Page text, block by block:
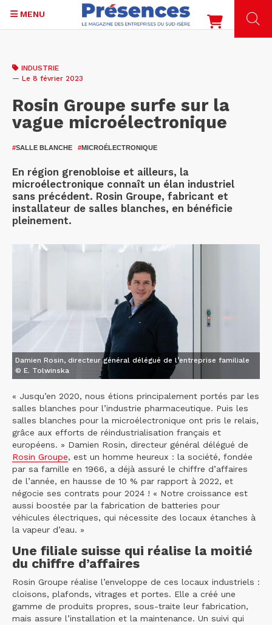
contenu
MENU
INDUSTRIE
— Le 8 février 2023
Rosin Groupe surfe sur la
vague microélectronique
#SALLE BLANCHE #MICROÉLECTRONIQUE
En région grenobloise et ailleurs, la
microélectronique connaît un élan industriel
sans précédent. Rosin Groupe, fabricant et
installateur de salles blanches, en bénéficie
pleinement.
Damien Rosin, directeur général délégué de l’entreprise familiale
© E. Tolwinska
« Jusqu’en 2020, nous étions principalement portés par les
salles blanches pour l’industrie pharmaceutique. Puis les
salles blanches pour la microélectronique ont pris le relais,
grâce aux efforts de réindustrialisation français et
européens. » Damien Rosin, directeur général délégué de
Rosin Groupe, est un homme heureux : la société, fondée
par sa famille en 1966, a déjà assuré le chiffre d’affaires
de l’année, en hausse de 10 % par rapport à 2022, et
négocie ses contrats pour 2024 ! « Notre croissance est
aussi boostée par la fabrication de batteries pour
véhicules électriques, qui nécessite des locaux étanches à
la vapeur d’eau. »
Une filiale suisse qui réalise la moitié
du chiffre d’affaires
Rosin Groupe réalise l’enveloppe de ces locaux industriels :
cloisons, plafonds, vitrages et portes. Elle a créé une
gamme de produits propres, sous-traite leur fabrication,
mais assure l’installation et la maintenance. Un suivi qui